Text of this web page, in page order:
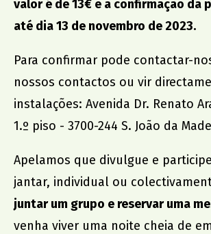
valor é de 13€ e a confirmação da
até dia 13 de novembro de 2023.
Para confirmar pode contactar-
nossos contactos ou vir
instalações: Avenida Dr. Renato
1.º piso - 3700-244 S. João da
Apelamos que divulgue e
jantar, individual ou
juntar um grupo e reservar uma
venha viver uma noite cheia de